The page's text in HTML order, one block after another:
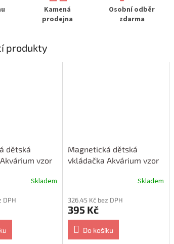
Kamená
prodejna
Osobní odběr
zdarma
produkty
dětská
vzor
Skladem
DPH
Magnetická dětská
vkládačka Akvárium vzor
Skladem
326,45 Kč bez DPH
395 Kč
Do košíku